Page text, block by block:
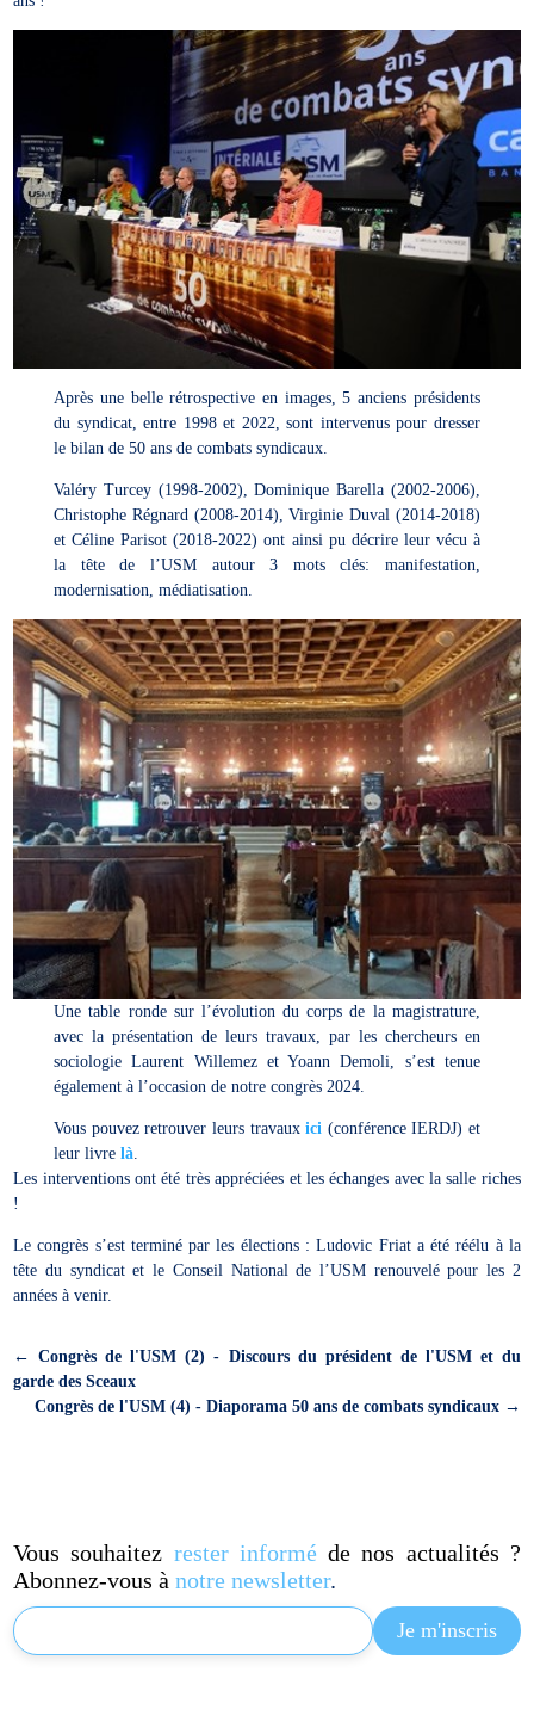
Après une belle rétrospective en images, 5 anciens présidents
du syndicat, entre 1998 et 2022, sont intervenus pour dresser
le bilan de 50 ans de combats syndicaux.
Valéry Turcey (1998-2002), Dominique Barella (2002-2006),
Christophe Régnard (2008-2014), Virginie Duval (2014-2018)
et Céline Parisot (2018-2022) ont ainsi pu décrire leur vécu à
la tête de l’USM autour 3 mots clés: manifestation,
modernisation, médiatisation.
Une table ronde sur l’évolution du corps de la magistrature,
avec la présentation de leurs travaux, par les chercheurs en
sociologie Laurent Willemez et Yoann Demoli, s’est tenue
également à l’occasion de notre congrès 2024.
Vous pouvez retrouver leurs travauxici (conférence IERDJ) et
leur livrelà.
Les interventions ont été très appréciées et les échanges avec la salle riches
!
Le congrès s’est terminé par les élections : Ludovic Friat a été réélu à la
tête du syndicat et le Conseil National de l’USM renouvelé pour les 2
années à venir.
←Congrès de l'USM (2) - Discours du président de l'USM et du
garde des Sceaux
Congrès de l'USM (4) - Diaporama 50 ans de combats syndicaux→
Vous souhaitez rester informéde nos actualités ?
Abonnez-vous ànotre newsletter.